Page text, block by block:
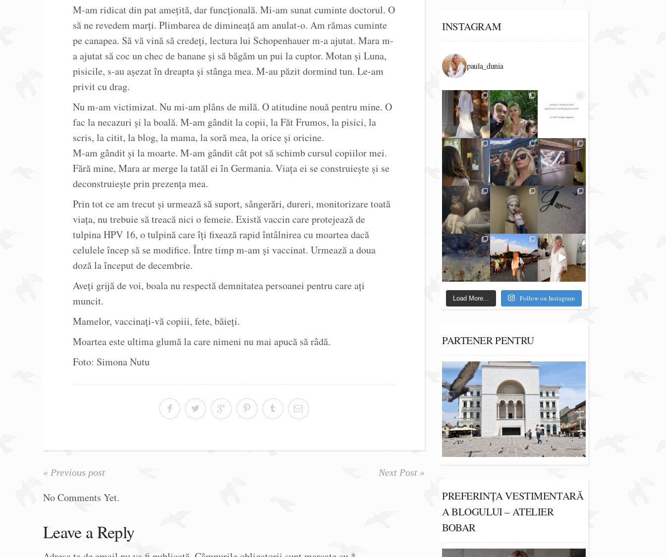
M-am ridicat din pat amețită, dar funcțională. Mi-am sunat cuminte doctorul. O
să ne revedem marți. Plimbarea de dimineață am anulat-o. Am rămas cuminte
pe canapea. Să vă vină să credeți, lectura lui Schopenhauer m-a ajutat. Mara m-
a ajutat să coc un chec de banane și să băgăm un pui la cuptor. Motan și Luna,
pisicile, s-au așezat în dreapta și stânga mea. M-au păzit dormind tun. Le-am
privit cu drag.
Nu m-am victimizat. Nu mi-am plâns de milă. O atitudine nouă pentru mine. O
fac la necazuri și la boală. M-am gândit la copii, la Făt Frumos, la pisici, la
scris, la citit, la blog, la mama, la soră mea, la orice și oricine.
M-am gândit și la moarte. M-am gândit cât pot să schimb cursul copiilor mei.
Fără mine, Mara ar merge la tatăl ei în Germania. Viața ei se construiește și se
deconstruiește prin prezența mea.
Prin tot ce am trecut și urmează să suport, sângerări, dureri, monitorizare toată
viața, nu trebuie să treacă nici o femeie. Există vaccin care protejează de
tulpina HPV 16, o tulpină care îți fixează rapid întâlnirea cu moartea dacă
celulele încep să se modifice. Între timp m-am și vaccinat. Urmează a doua
doză la început de decembrie.
Aveți grijă de voi, boala nu respectă demnitatea persoanei pentru care ați
muncit.
Mamelor, vaccinați-vă copiii, fete, băieți.
Moartea este ultima glumă la care nimeni nu mai apucă să râdă.
Foto: Simona Nutu
« Previous post Next Post »
No Comments Yet.
Leave a Reply
INSTAGRAM
paula_dunia
Load More... Follow on Instagram
PARTENER PENTRU
PREFERINȚA VESTIMENTARĂ
A BLOGULUI – ATELIER
BOBAR